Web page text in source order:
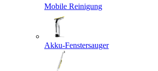
Mobile Reinigung
Akku-Fenstersauger